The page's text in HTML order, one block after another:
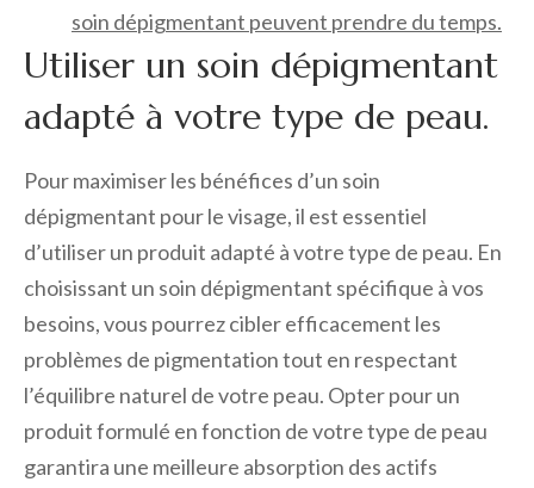
soin dépigmentant peuvent prendre du temps.
Utiliser un soin dépigmentant
adapté à votre type de peau.
Pour maximiser les bénéfices d’un soin
dépigmentant pour le visage, il est essentiel
d’utiliser un produit adapté à votre type de peau. En
choisissant un soin dépigmentant spécifique à vos
besoins, vous pourrez cibler efficacement les
problèmes de pigmentation tout en respectant
l’équilibre naturel de votre peau. Opter pour un
produit formulé en fonction de votre type de peau
garantira une meilleure absorption des actifs